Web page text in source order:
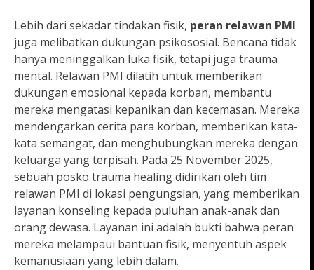
Lebih dari sekadar tindakan fisik, peran relawan PMI
juga melibatkan dukungan psikososial. Bencana tidak
hanya meninggalkan luka fisik, tetapi juga trauma
mental. Relawan PMI dilatih untuk memberikan
dukungan emosional kepada korban, membantu
mereka mengatasi kepanikan dan kecemasan. Mereka
mendengarkan cerita para korban, memberikan kata-
kata semangat, dan menghubungkan mereka dengan
keluarga yang terpisah. Pada 25 November 2025,
sebuah posko trauma healing didirikan oleh tim
relawan PMI di lokasi pengungsian, yang memberikan
layanan konseling kepada puluhan anak-anak dan
orang dewasa. Layanan ini adalah bukti bahwa peran
mereka melampaui bantuan fisik, menyentuh aspek
kemanusiaan yang lebih dalam.